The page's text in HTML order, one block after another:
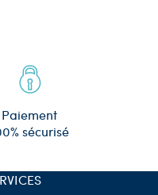
Paiement
sécurisé